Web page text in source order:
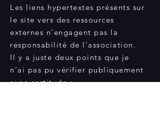
Les liens hypertextes présents sur
le site vers des ressources
externes n’engagent pas la
responsabilité de l’association.
Il y a juste deux points que je
n’ai pas pu vérifier publiquement
avec certitude :